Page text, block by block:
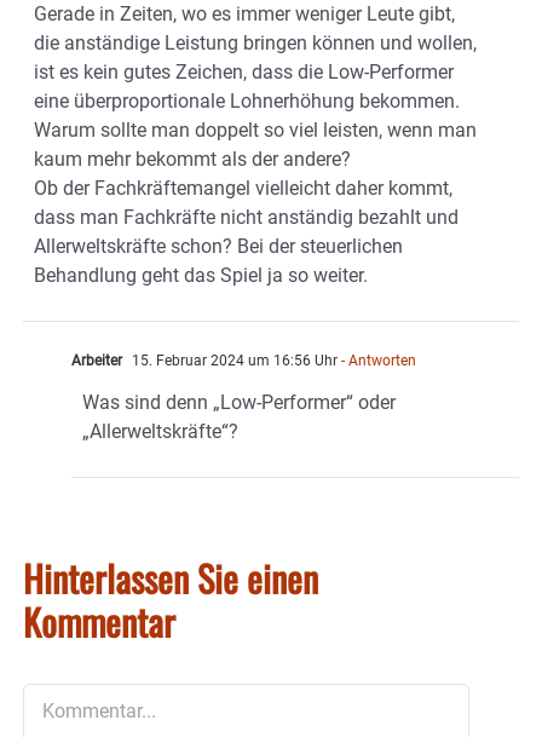
Gerade in Zeiten, wo es immer weniger Leute gibt,
die anständige Leistung bringen können und wollen,
ist es kein gutes Zeichen, dass die Low-Performer
eine überproportionale Lohnerhöhung bekommen.
Warum sollte man doppelt so viel leisten, wenn man
kaum mehr bekommt als der andere?
Ob der Fachkräftemangel vielleicht daher kommt,
dass man Fachkräfte nicht anständig bezahlt und
Allerweltskräfte schon? Bei der steuerlichen
Behandlung geht das Spiel ja so weiter.
Arbeiter 15. Februar 2024 um 16:56 Uhr - Antworten
Was sind denn „Low-Performer“ oder
„Allerweltskräfte“?
Hinterlassen Sie einen
Kommentar